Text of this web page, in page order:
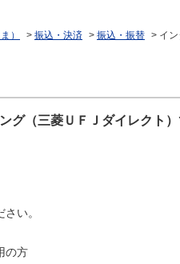
） > 振込・決済 > 振込・振替 > イ
グ（三菱ＵＦＪダイレクト
い。
の方